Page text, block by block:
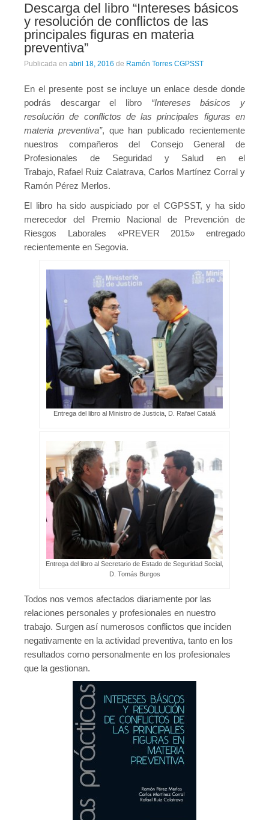
Descarga del libro “Intereses básicos
y resolución de conflictos de las
principales figuras en materia
preventiva”
Publicada en abril 18, 2016 de Ramón Torres CGPSST
En el presente post se incluye un enlace desde donde
podrás descargar el libro “Intereses básicos y
resolución de conflictos de las principales figuras en
materia preventiva”, que han publicado recientemente
nuestros compañeros del Consejo General de
Profesionales de Seguridad y Salud en el
Trabajo, Rafael Ruiz Calatrava, Carlos Martínez Corral y
Ramón Pérez Merlos.
El libro ha sido auspiciado por el CGPSST, y ha sido
merecedor del Premio Nacional de Prevención de
Riesgos Laborales «PREVER 2015» entregado
recientemente en Segovia.
Entrega del libro al Ministro de Justicia, D. Rafael Catalá
Entrega del libro al Secretario de Estado de Seguridad Social,
D. Tomás Burgos
Todos nos vemos afectados diariamente por las
relaciones personales y profesionales en nuestro
trabajo. Surgen así numerosos conflictos que inciden
negativamente en la actividad preventiva, tanto en los
resultados como personalmente en los profesionales
que la gestionan.